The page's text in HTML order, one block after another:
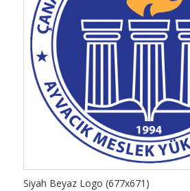
Siyah Beyaz Logo (677x671)